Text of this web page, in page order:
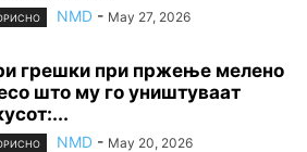
NMD - May 27, 2026
грешки при пржење мелено
што му го уништуваат
NMD - May 20, 2026